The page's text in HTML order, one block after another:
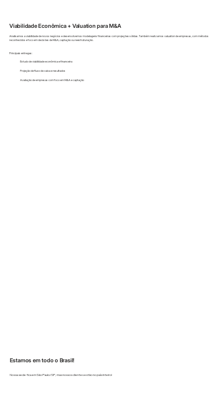
Viabilidade Econômica + Valuation para M&A
Analisamos a viabilidade de novos negócios e desenvolvemos modelagens financeiras com projeções sólidas. Também realizamos valuation de empresas, com métodos
reconhecidos e foco em decisões de M&A, captação ou reestruturação.
Principais entregas:
Estudo de viabilidade econômica e financeira
Projeção de fluxo de caixa e resultados
Avaliação de empresas com foco em M&A e captação
Estamos em todo o Brasil!
Nossa sede fica em São Paulo/SP, mas nossos clientes estão no país inteiro!